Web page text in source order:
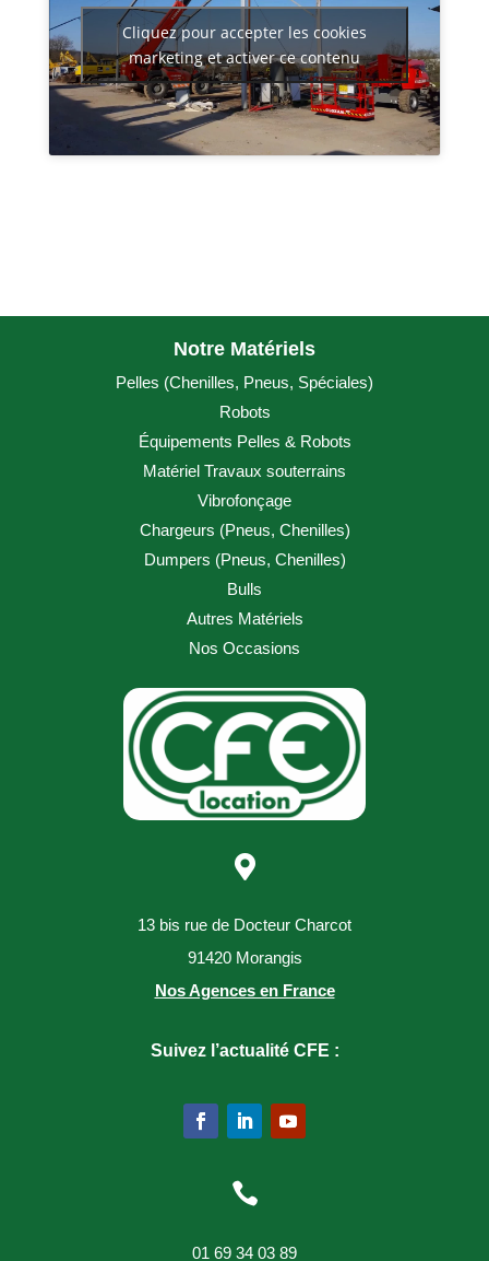
Cliquez pour accepter les cookies
marketing et activer ce contenu
Notre Matériels
Pelles (Chenilles, Pneus, Spéciales)
Robots
Équipements Pelles & Robots
Matériel Travaux souterrains
Vibrofonçage
Chargeurs (Pneus, Chenilles)
Dumpers (Pneus, Chenilles)
Bulls
Autres Matériels
Nos Occasions

13 bis rue de Docteur Charcot
91420 Morangis
Nos Agences en France
Suivez l’actualité CFE :

01 69 34 03 89